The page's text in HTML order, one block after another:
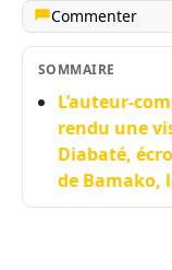
Commenter
SOMMAIRE
L’auteur-
rendu une
Diabaté,
de Bamako,